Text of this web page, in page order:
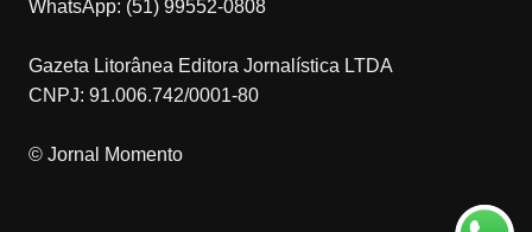
WhatsApp: (51) 99552-0808
Gazeta Litorânea Editora Jornalística LTDA
CNPJ: 91.006.742/0001-80
© Jornal Momento